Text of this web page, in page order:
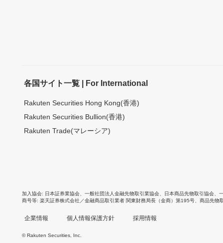
各国サイト一覧 | For International
Rakuten Securities Hong Kong(香港)
Rakuten Securities Bullion(香港)
Rakuten Trade(マレーシア)
加入協会 日本証券業協会 一般社団法人金融先物取引業協会 日本商品先物取引協会
商号等 楽天証券株式会社／金融商品取引業者 関東財務局長（金商）第195号、商品先物
企業情報 個人情報保護方針 採用情報
© Rakuten Securities, Inc.